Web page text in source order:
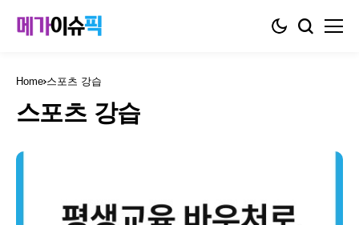
Home 스포츠 강습
스포츠 강습